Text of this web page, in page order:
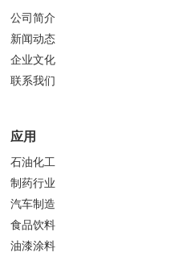
公司简介
新闻动态
企业文化
联系我们
应用
石油化工
制药行业
汽车制造
食品饮料
油漆涂料